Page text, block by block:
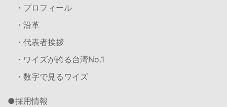
・プロフィール
・沿革
・代表者挨拶
・ワイズが誇る台湾No.1
・数字で見るワイズ
採用情報